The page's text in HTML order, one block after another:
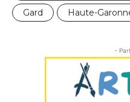
Gard
Haute-
-